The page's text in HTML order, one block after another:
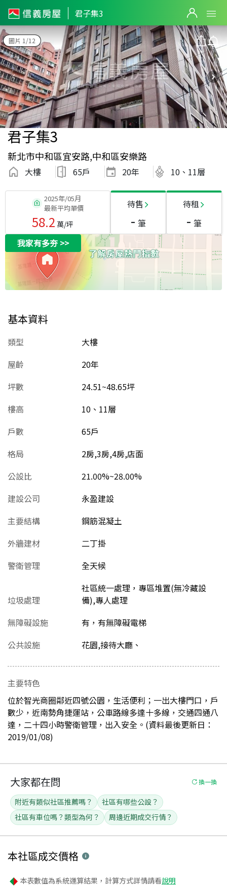
君子集3
圖片 1/12
君子集3
新北市中和區宜安路,中和區安樂路
大樓 65戶 20年 10、11層
2025年/05月
最新平均單價
58.2 萬/坪
待售
- 筆
待租
- 筆
我家有多夯>>
基本資料
類型
大樓
屋齡
20年
坪數
24.51~48.65坪
樓高
10、11層
戶數
65戶
格局
2房,3房,4房,店面
公設比
21.00%~28.00%
建設公司
永盈建設
主要結構
鋼筋混凝土
外牆建材
二丁掛
警衛管理
全天候
垃圾處理
社區統一處理，專區堆置(無冷藏設
備),專人處理
無障礙設施
有，有無障礙電梯
公共設施
花園,接待大廳、
主要特色
位於智光商圈鄰近四號公園，生活便利；一出大樓門口，戶
數少，近南勢角捷運站，公車路線多達十多線，交通四通八
達，二十四小時警衛管理，出入安全。(資料最後更新日：
2019/01/08)
大家都在問 換一換
附近有類似社區推薦嗎？
社區有哪些公設？
社區有車位嗎？類型為何？
周邊近期成交行情？
本社區成交價格
本表數值為系統運算結果，計算方式詳情請看說明